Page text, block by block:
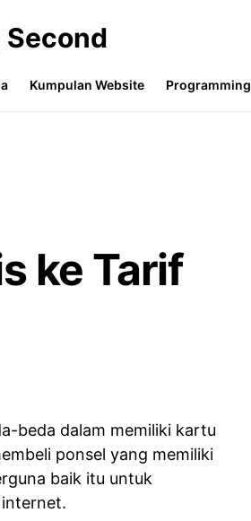
Second
Kumpulan Website Programming
ke Tarif
beda dalam memiliki kartu
ponsel yang memiliki
baik itu untuk